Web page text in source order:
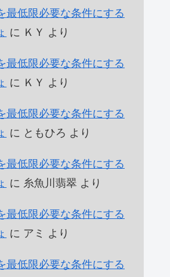
最低限必要な条件にする
に ＫＹ より
最低限必要な条件にする
に ＫＹ より
最低限必要な条件にする
に ともひろ より
最低限必要な条件にする
に 糸魚川翡翠 より
最低限必要な条件にする
に アミ より
最低限必要な条件にする